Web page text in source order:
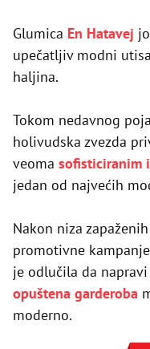
Glumica En Hatavej
upečatljiv modni
haljina.
Tokom nedavnog
holivudska zvezda
veoma sofisticiranim
jedan od najvećih
Nakon niza
promotivne
je odlučila da
opuštena garderoba
moderno.